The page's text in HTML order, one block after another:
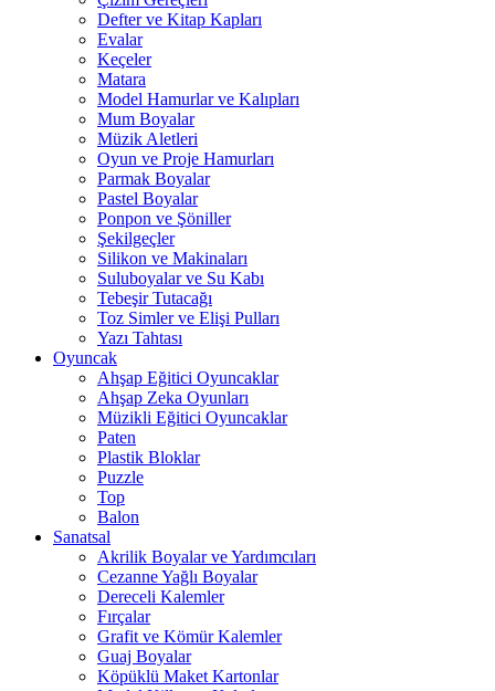
Defter ve Kitap Kapları
Evalar
Keçeler
Matara
Model Hamurlar ve Kalıpları
Mum Boyalar
Müzik Aletleri
Oyun ve Proje Hamurları
Parmak Boyalar
Pastel Boyalar
Ponpon ve Şöniller
Şekilgeçler
Silikon ve Makinaları
Suluboyalar ve Su Kabı
Tebeşir Tutacağı
Toz Simler ve Elişi Pulları
Yazı Tahtası
Oyuncak
Ahşap Eğitici Oyuncaklar
Ahşap Zeka Oyunları
Müzikli Eğitici Oyuncaklar
Paten
Plastik Bloklar
Puzzle
Top
Balon
Sanatsal
Akrilik Boyalar ve Yardımcıları
Cezanne Yağlı Boyalar
Dereceli Kalemler
Fırçalar
Grafit ve Kömür Kalemler
Guaj Boyalar
Köpüklü Maket Kartonlar